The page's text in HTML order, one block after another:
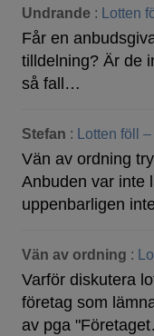
Undrande : Lotten
Får en
tilldelning? Är de
så fall…
Stefan : Lotten föll
Vän av ordning
Anbuden var inte
uppenbarligen
Vän av ordning :
Varför diskutera
företag som
av pga